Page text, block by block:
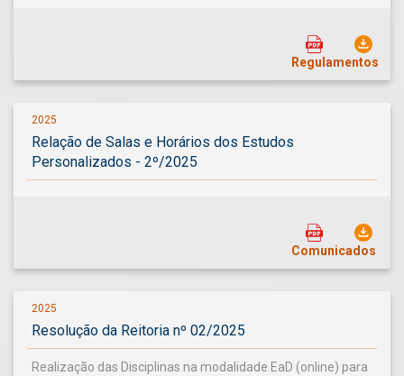
Regulamentos
2025
Relação de Salas e Horários dos Estudos
Personalizados - 2º/2025
Comunicados
2025
Resolução da Reitoria nº 02/2025
Realização das Disciplinas na modalidade EaD (online) para